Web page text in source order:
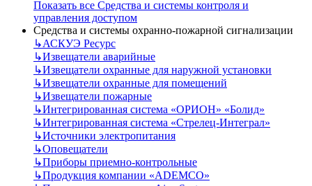
Показать все Средства и системы контроля и
управления доступом
Средства и системы охранно-пожарной сигнализации
↳АСКУЭ Ресурс
↳Извещатели аварийные
↳Извещатели охранные для наружной установки
↳Извещатели охранные для помещений
↳Извещатели пожарные
↳Интегрированная система «ОРИОН» «Болид»
↳Интегрированная система «Стрелец-Интеграл»
↳Источники электропитания
↳Оповещатели
↳Приборы приемно-контрольные
↳Продукция компании «ADEMCO»